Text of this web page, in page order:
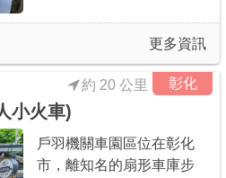
更多資訊
彰化
小火車)
約 20 公里
戶羽機關車園區位在彰化
市，離知名的扇形車庫步